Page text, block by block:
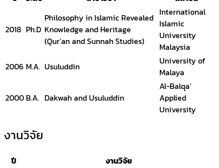
2018 Ph.D
Philosophy in Islamic Revealed
Knowledge and Heritage
(Qur’an and Sunnah Studies)
International
Islamic
University
Malaysia
2006 M.A. Usuluddin
University of
Malaya
2000 B.A. Dakwah and Usuluddin
Al-Balqa’
Applied
University
งานวิจัย
ปี งานวิจัย